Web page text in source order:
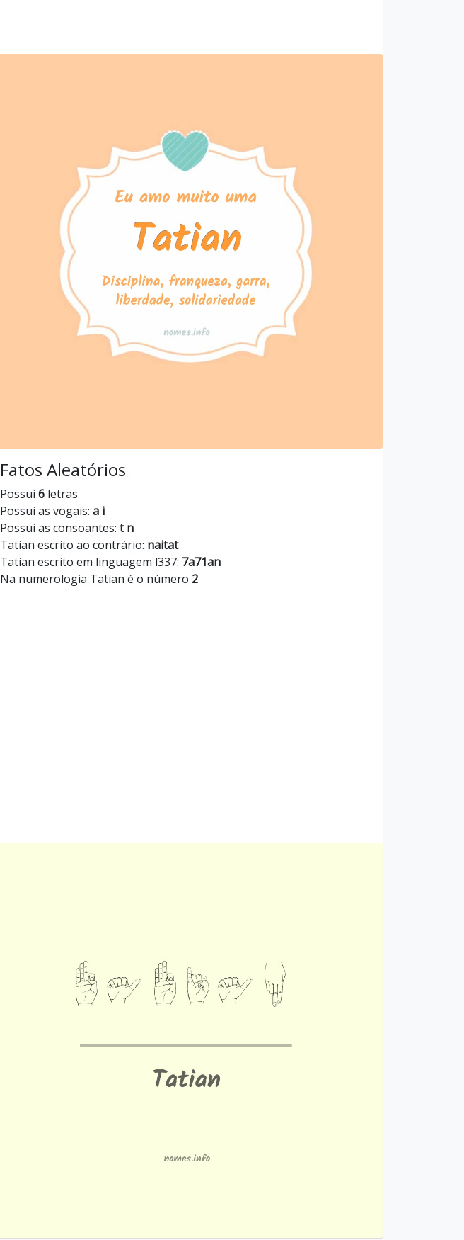
Fatos Aleatórios
Possui 6 letras
Possui as vogais: a i
Possui as consoantes: t n
Tatian escrito ao contrário: naitat
Tatian escrito em linguagem l337: 7a71an
Na numerologia Tatian é o número 2